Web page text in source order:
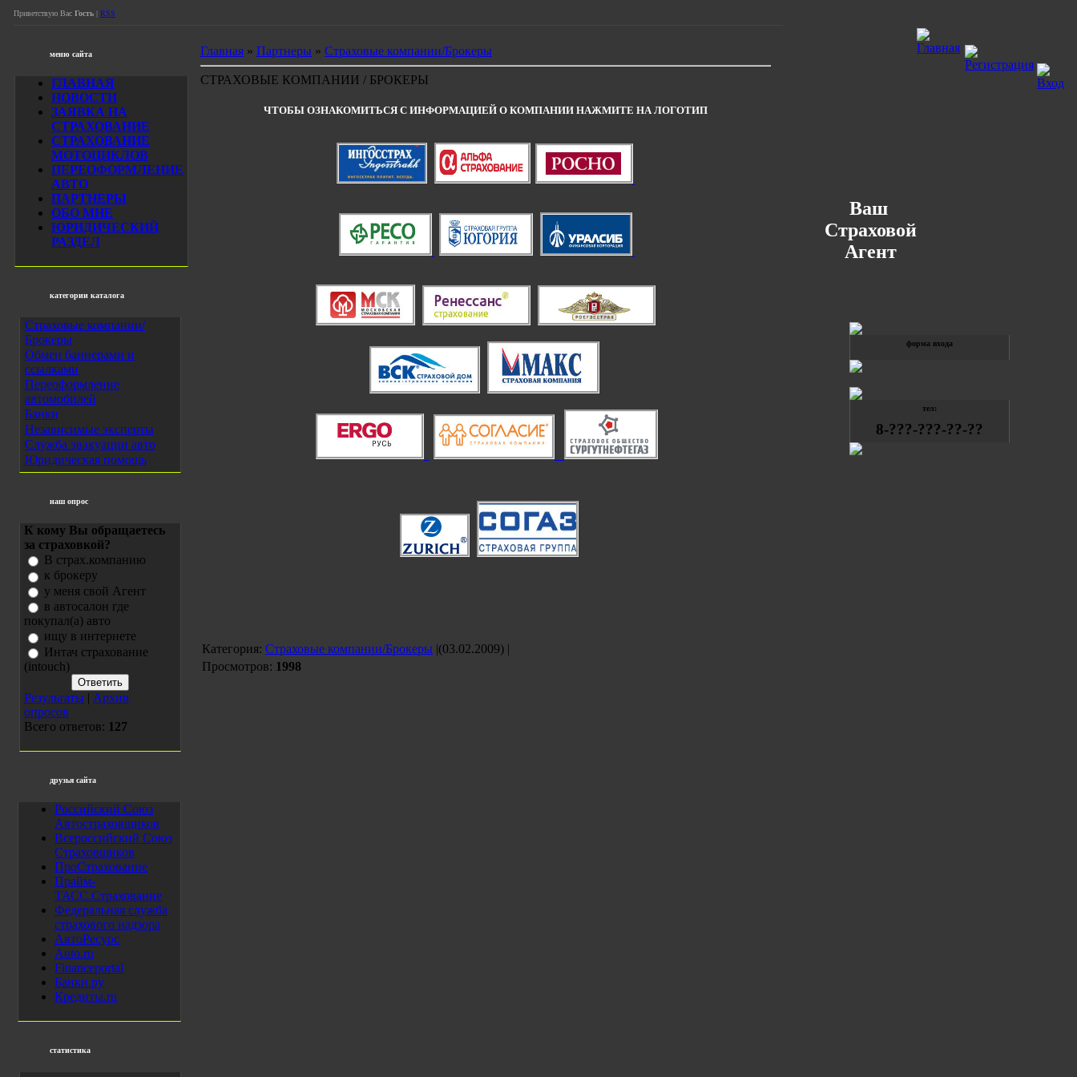
Приветствую Вас Гость | RSS
меню сайта
ГЛАВНАЯ
НОВОСТИ
ЗАЯВКА НА
СТРАХОВАНИЕ
СТРАХОВАНИЕ
МОТОЦИКЛОВ
ПЕРЕОФОРМЛЕНИЕ
АВТО
ПАРТНЕРЫ
ОБО МНЕ
ЮРИДИЧЕСКИЙ
РАЗДЕЛ
категории каталога
Страховые компании/
Брокеры
Обмен баннерами и
ссылками
Переоформление
автомобилей
Банки
Независимые эксперты
Служба эвакуации авто
Юридическая помощь
наш опрос
К кому Вы обращаетесь
за страховкой?
В страх.компанию
к брокеру
у меня свой Агент
в автосалон где
покупал(а) авто
ищу в интернете
Интач страхование
(intouch)
Результаты | Архив
опросов
Всего ответов: 127
друзья сайта
Российский Союз
Автостраховщиков
Всероссийский Союз
Страховщиков
ПроСтрахование
Прайм-
ТАСС.Страхование
Федеральная служба
страхового надзора
АвтоРесурс
Auto.ru
Financeportal
Банки.ру
Кредиты.ru
статистика
Главная » Партнеры » Страховые компании/Брокеры
СТРАХОВЫЕ КОМПАНИИ / БРОКЕРЫ
ЧТОБЫ ОЗНАКОМИТЬСЯ С ИНФОРМАЦИЕЙ О КОМПАНИИ НАЖМИТЕ НА ЛОГОТИП
Категория: Страховые компании/Брокеры |(03.02.2009) |
Просмотров: 1998
Ваш
Страховой
Агент
форма входа
тел:
8-???-???-??-??